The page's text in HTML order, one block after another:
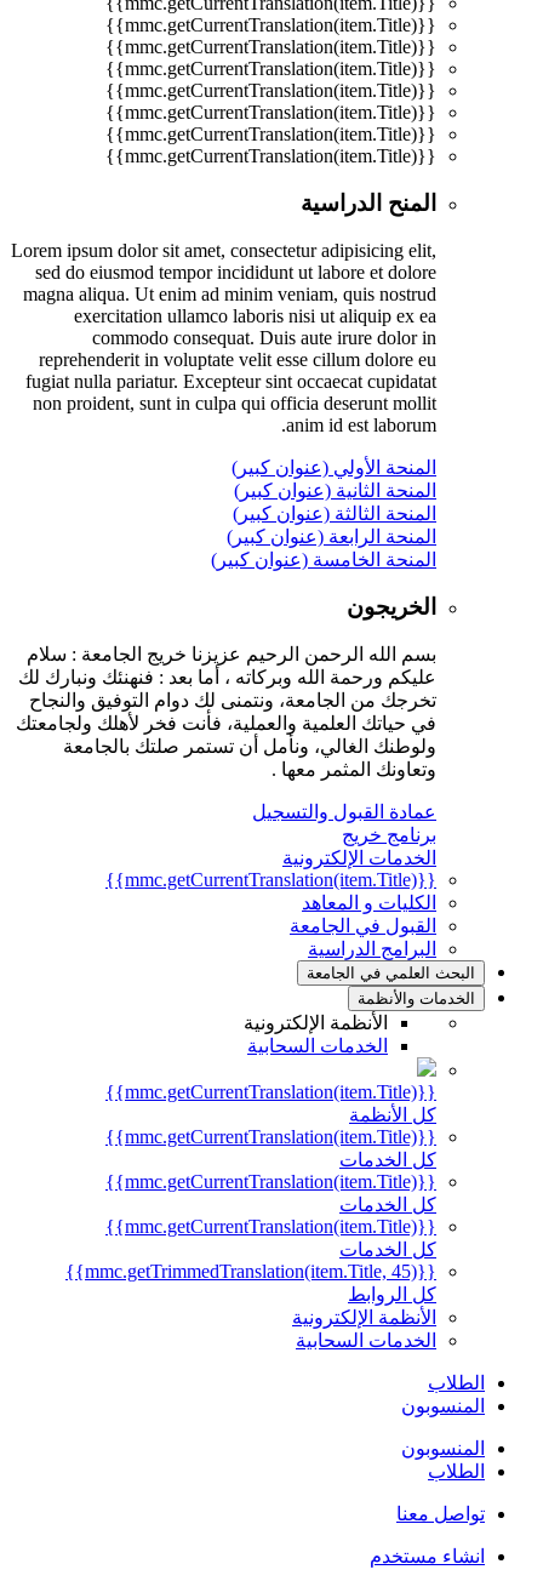
{{mmc.getCurrentTranslation(item.Title)}}
{{mmc.getCurrentTranslation(item.Title)}}
{{mmc.getCurrentTranslation(item.Title)}}
{{mmc.getCurrentTranslation(item.Title)}}
{{mmc.getCurrentTranslation(item.Title)}}
{{mmc.getCurrentTranslation(item.Title)}}
{{mmc.getCurrentTranslation(item.Title)}}
المنح الدراسية
Lorem ipsum dolor sit amet, consectetur adipisicing elit,
sed do eiusmod tempor incididunt ut labore et dolore
magna aliqua. Ut enim ad minim veniam, quis nostrud
exercitation ullamco laboris nisi ut aliquip ex ea
commodo consequat. Duis aute irure dolor in
reprehenderit in voluptate velit esse cillum dolore eu
fugiat nulla pariatur. Excepteur sint occaecat cupidatat
non proident, sunt in culpa qui officia deserunt mollit
anim id est laborum.
المنحة الأولي (عنوان كبير)
المنحة الثانية (عنوان كبير)
المنحة الثالثة (عنوان كبير)
المنحة الرابعة (عنوان كبير)
المنحة الخامسة (عنوان كبير)
الخريجون
بسم الله الرحمن الرحيم عزيزنا خريج الجامعة : سلام
عليكم ورحمة الله وبركاته ، أما بعد : فنهنئك ونبارك لك
تخرجك من الجامعة، ونتمنى لك دوام التوفيق والنجاح
في حياتك العلمية والعملية، فأنت فخر لأهلك ولجامعتك
ولوطنك الغالي، ونأمل أن تستمر صلتك بالجامعة
وتعاونك المثمر معها .
عمادة القبول والتسجيل
برنامج خريج
الخدمات الإلكترونية
{{mmc.getCurrentTranslation(item.Title)}}
الكليات و المعاهد
القبول في الجامعة
البرامج الدراسية
البحث العلمي في الجامعة
الخدمات والأنظمة
الأنظمة الإلكترونية
الخدمات السحابية
{{mmc.getCurrentTranslation(item.Title)}}
كل الأنظمة
{{mmc.getCurrentTranslation(item.Title)}}
كل الخدمات
{{mmc.getCurrentTranslation(item.Title)}}
كل الخدمات
{{mmc.getCurrentTranslation(item.Title)}}
كل الخدمات
{{mmc.getTrimmedTranslation(item.Title, 45)}}
كل الروابط
الأنظمة الإلكترونية
الخدمات السحابية
الطلاب
المنسوبون
المنسوبون
الطلاب
تواصل معنا
انشاء مستخدم